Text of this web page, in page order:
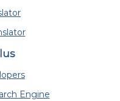
Engine